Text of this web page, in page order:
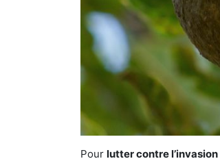
Pour lutter contre